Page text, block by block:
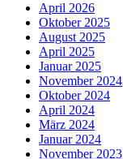
April 2026
Oktober 2025
August 2025
April 2025
Januar 2025
November 2024
Oktober 2024
April 2024
März 2024
Januar 2024
November 2023